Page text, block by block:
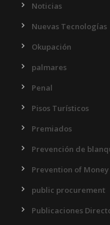
Noticias
Nuevas Tecnologías
Okupación
palmares
Penal
Pisos Turísticos
Premiados
Prevención de
Prevention of
public procurement
Publicaciones